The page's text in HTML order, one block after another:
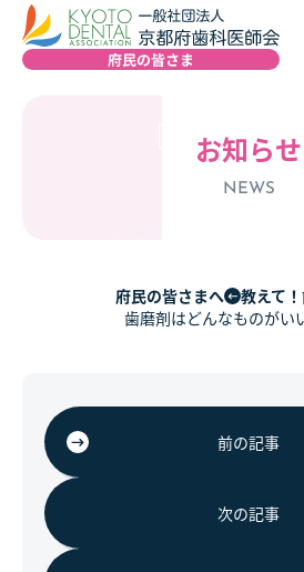
お知らせ
NEWS
府民の皆さまへ
教えて
歯磨剤はどんなものがい
前の記事
次の記事